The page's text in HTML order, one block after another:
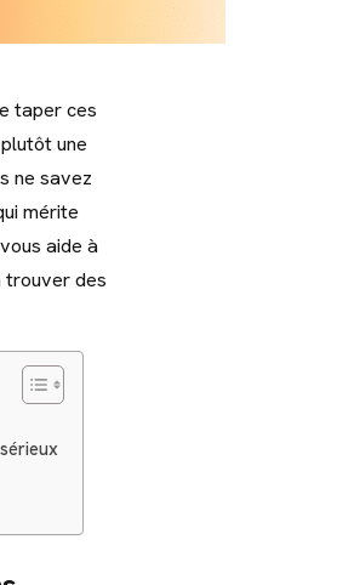
taper ces
une
ne savez
mérite
aide à
trouver des